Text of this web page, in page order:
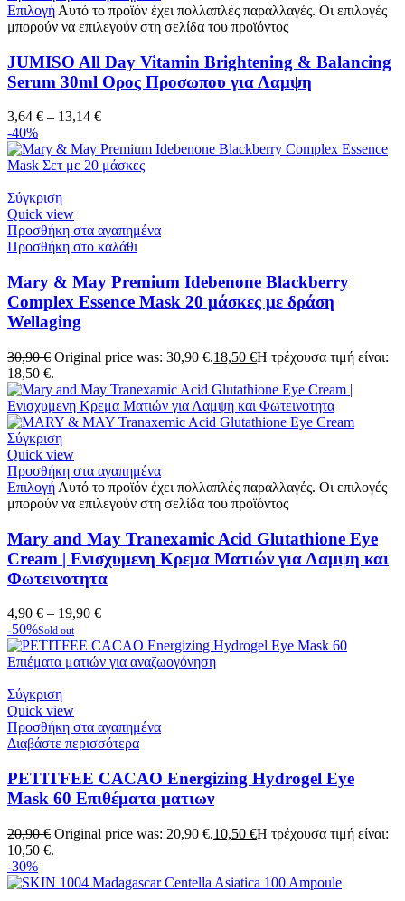
Επιλογή Αυτό το προϊόν έχει πολλαπλές παραλλαγές. Οι επιλογές
μπορούν να επιλεγούν στη σελίδα του προϊόντος
JUMISO All Day Vitamin Brightening & Balancing
Serum 30ml Ορος Προσωπου για Λαμψη
3,64 € – 13,14 €
-40%
Σύγκριση
Quick view
Προσθήκη στα αγαπημένα
Προσθήκη στο καλάθι
Mary & May Premium Idebenone Blackberry
Complex Essence Mask 20 μάσκες με δράση
Wellaging
30,90€ Original price was: 30,90 €.18,50 €Η τρέχουσα τιμή είναι:
18,50 €.
Σύγκριση
Quick view
Προσθήκη στα αγαπημένα
Επιλογή Αυτό το προϊόν έχει πολλαπλές παραλλαγές. Οι επιλογές
μπορούν να επιλεγούν στη σελίδα του προϊόντος
Mary and May Tranexamic Acid Glutathione Eye
Cream | Ενισχυμενη Κρεμα Ματιών για Λαμψη και
Φωτεινοτητα
4,90 € – 19,90 €
-50%Sold out
Σύγκριση
Quick view
Προσθήκη στα αγαπημένα
Διαβάστε περισσότερα
PETITFEE CACAO Energizing Hydrogel Eye
Mask 60 Επιθέματα ματιων
20,90€ Original price was: 20,90 €.10,50 €Η τρέχουσα τιμή είναι:
10,50 €.
-30%